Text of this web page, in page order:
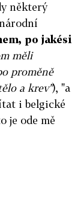
některý
po jakési
měli
proměně
a krev"), "a
i belgické
je ode mě